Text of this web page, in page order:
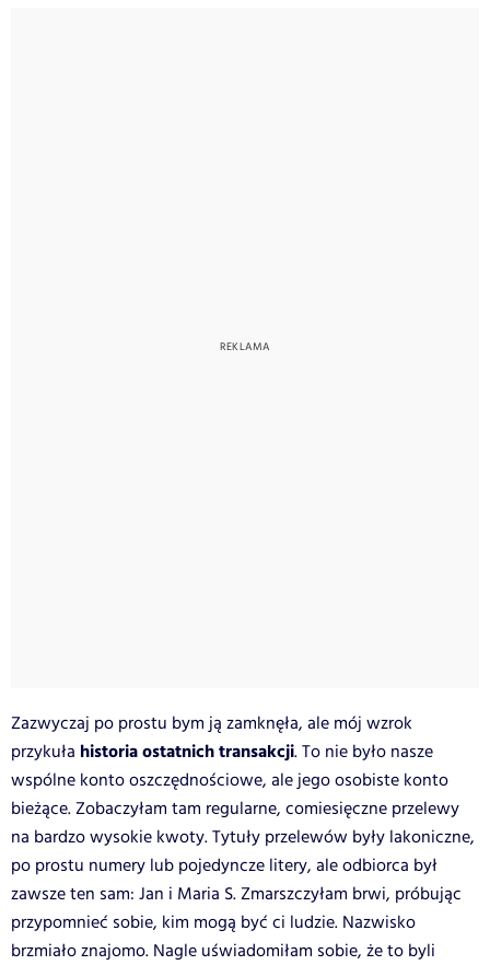
Zazwyczaj po prostu bym ją zamknęła, ale mój wzrok
przykuła historia ostatnich transakcji. To nie było nasze
wspólne konto oszczędnościowe, ale jego osobiste konto
bieżące. Zobaczyłam tam regularne, comiesięczne przelewy
na bardzo wysokie kwoty. Tytuły przelewów były lakoniczne,
po prostu numery lub pojedyncze litery, ale odbiorca był
zawsze ten sam: Jan i Maria S. Zmarszczyłam brwi, próbując
przypomnieć sobie, kim mogą być ci ludzie. Nazwisko
brzmiało znajomo. Nagle uświadomiłam sobie, że to byli